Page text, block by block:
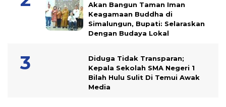
Akan Bangun Taman Iman
Keagamaan Buddha di
Simalungun, Bupati: Selaraskan
Dengan Budaya Lokal
Diduga Tidak Transparan;
Kepala Sekolah SMA Negeri 1
Bilah Hulu Sulit Di Temui Awak
Media